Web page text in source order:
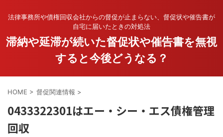
法律事務所や債権回収会社からの督促が止まらない、督促状や催告書が
自宅に届いたときの対処法
滞納や延滞が続いた督促状や催告書を無視
すると今後どうなる？
HOME > 督促関連情報 >
0433322301はエー・シー・エス債権管理
回収